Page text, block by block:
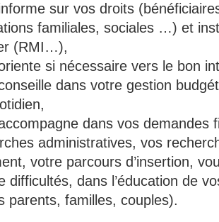
sur vos droits
familiales, sociales …) et
(RMI…),
si nécessaire vers le bon
dans votre gestion
dans vos demandes
administratives, vos
votre parcours d’insertion,
difficultés, dans l’éducation de
parents, familles, couples).